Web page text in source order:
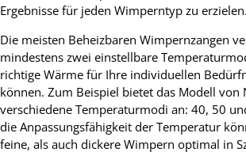
Ergebnisse für jeden Wimperntyp zu erzielen.
Die meisten Beheizbaren Wimpernzangen
mindestens zwei einstellbare
richtige Wärme für Ihre individuellen
können. Zum Beispiel bietet das Modell von
verschiedene Temperaturmodi an: 40, 50
die Anpassungsfähigkeit der Temperatur
feine, als auch dickere Wimpern optimal in